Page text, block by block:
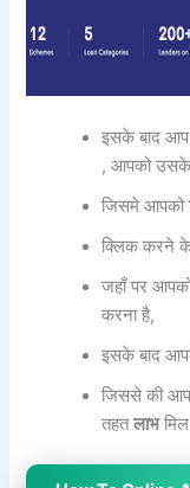
इसके बाद आप
, आपको
जिसमे आपको
क्लिक करने
जहाँ पर
करना है,
इसके बाद
जिससे की
तहतलाभमिल